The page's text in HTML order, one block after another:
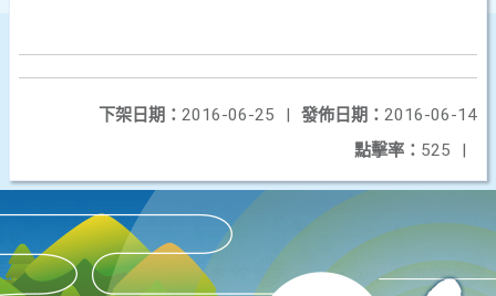
發佈日期： 2016-06-14
下架日期： 2016-06-25
|
點擊率： 525 |